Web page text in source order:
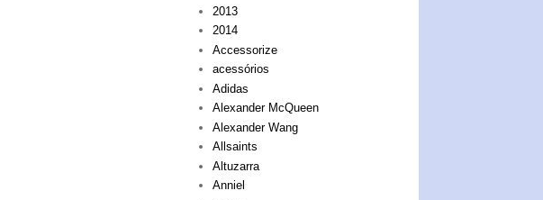
2013
2014
Accessorize
acessórios
Adidas
Alexander McQueen
Alexander Wang
Allsaints
Altuzarra
Anniel